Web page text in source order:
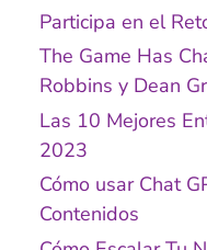
r
p
o
:
Participa en el
The Game Has
Robbins y Dean
Las 10 Mejores
2023
Cómo usar Chat
Contenidos